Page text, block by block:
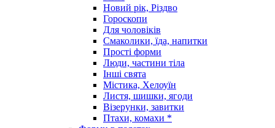
Новий рік, Різдво
Гороскопи
Для чоловіків
Смаколики, їда, напитки
Прості форми
Люди, частини тіла
Інші свята
Містика, Хелоуїн
Листя, шишки, ягоди
Візерунки, завитки
Птахи, комахи *